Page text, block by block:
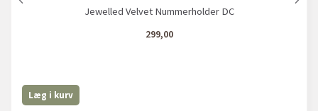
Jewelled Velvet Nummerholder DC
299,00
Læg i kurv